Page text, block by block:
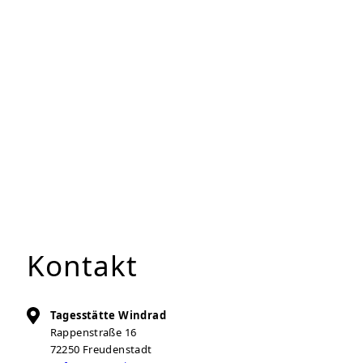
Kontakt
Tagesstätte Windrad
Rappenstraße 16
72250 Freudenstadt